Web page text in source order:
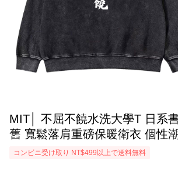
MIT│ 不屈不饒水洗大學T 日系
舊 寬鬆落肩重磅保暖衛衣 個性
コンビニ受け取り NT$499以上で送料無料